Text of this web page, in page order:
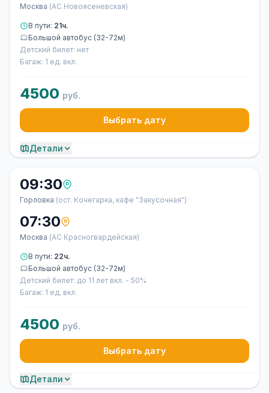
Москва (АС Новоясеневская)
В пути: 21ч.
Большой автобус (32-72м)
Детский билет: нет
Багаж: 1 ед. вкл.
4500 руб.
Выбрать дату
Детали
09:30
Горловка (ост. Кочегарка, кафе "Закусочная")
07:30
Москва (АС Красногвардейская)
В пути: 22ч.
Большой автобус (32-72м)
Детский билет: до 11 лет вкл. - 50%
Багаж: 1 ед. вкл.
4500 руб.
Выбрать дату
Детали